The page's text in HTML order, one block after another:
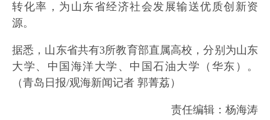
转化率，为山东省经济社会发展输送优质创新资
源。
据悉，山东省共有3所教育部直属高校，分别为山东
大学、中国海洋大学、中国石油大学（华东）。
（青岛日报/观海新闻记者 郭菁荔）
责任编辑：杨海涛